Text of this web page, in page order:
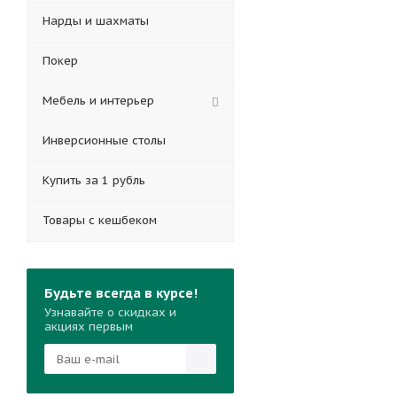
Нарды и шахматы
Покер
Мебель и интерьер
Инверсионные столы
Купить за 1 рубль
Товары с кешбеком
Будьте всегда в курсе!
Узнавайте о скидках и
акциях первым